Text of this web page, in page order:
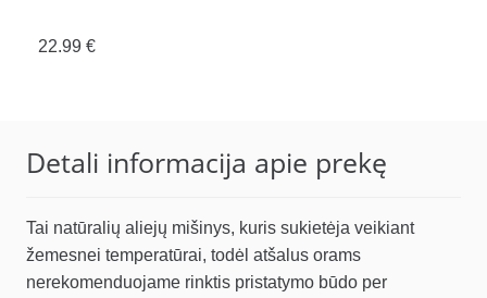
22.99 €
Detali informacija apie prekę
Tai natūralių aliejų mišinys, kuris sukietėja veikiant
žemesnei temperatūrai, todėl atšalus orams
nerekomenduojame rinktis pristatymo būdo per